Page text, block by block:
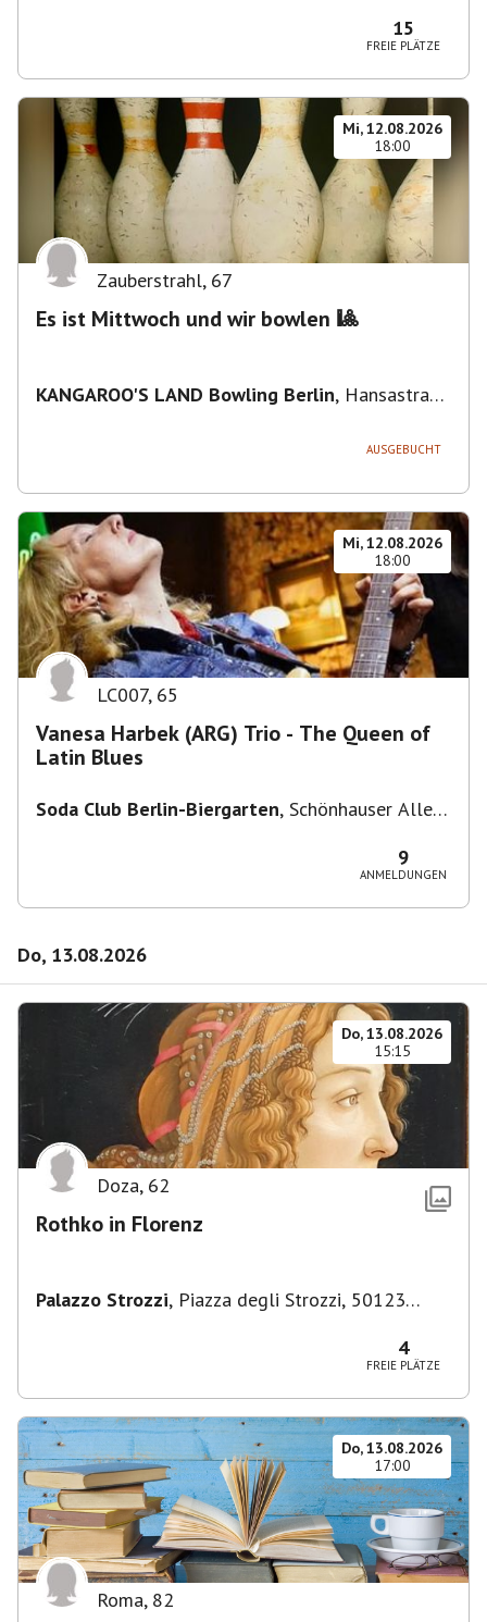
15
FREIE PLÄTZE
Mi, 12.08.2026
18:00
Zauberstrahl, 67
Es ist Mittwoch und wir bowlen 🎱
KANGAROO'S LAND Bowling Berlin, Hansastraße
AUSGEBUCHT
Mi, 12.08.2026
18:00
LC007, 65
Vanesa Harbek (ARG) Trio - The Queen of
Latin Blues
Soda Club Berlin-Biergarten, Schönhauser Allee
9
ANMELDUNGEN
Do, 13.08.2026
Do, 13.08.2026
15:15
Doza, 62
Rothko in Florenz
Palazzo Strozzi, Piazza degli Strozzi, 50123
4
FREIE PLÄTZE
Do, 13.08.2026
17:00
Roma, 82